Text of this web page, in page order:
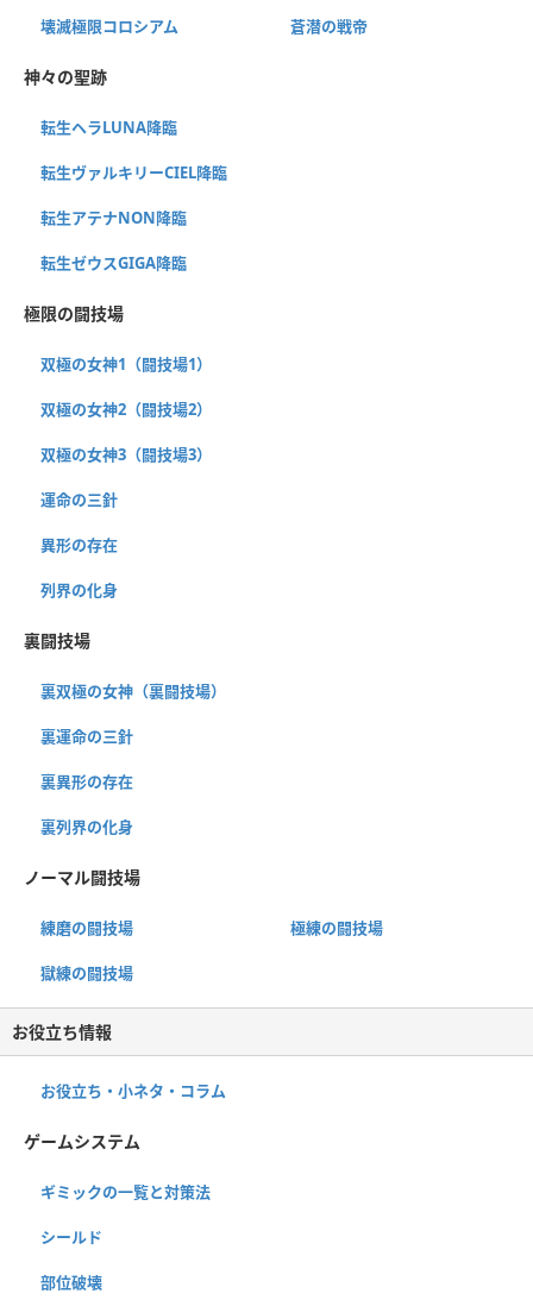
壊滅極限コロシアム 蒼潜の戦帝
神々の聖跡
転生ヘラLUNA降臨
転生ヴァルキリーCIEL降臨
転生アテナNON降臨
転生ゼウスGIGA降臨
極限の闘技場
双極の女神1（闘技場1）
双極の女神2（闘技場2）
双極の女神3（闘技場3）
運命の三針
異形の存在
列界の化身
裏闘技場
裏双極の女神（裏闘技場）
裏運命の三針
裏異形の存在
裏列界の化身
ノーマル闘技場
練磨の闘技場 極練の闘技場
獄練の闘技場
お役立ち情報
お役立ち・小ネタ・コラム
ゲームシステム
ギミックの一覧と対策法
シールド
部位破壊